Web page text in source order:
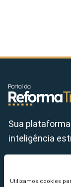
Utilizamos cookies
Sua
inteligência